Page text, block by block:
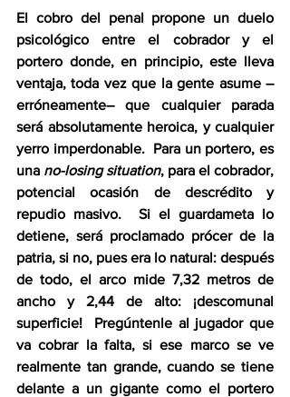
El cobro del penal propone un duelo
psicológico entre el cobrador y el
portero donde, en principio, este lleva
ventaja, toda vez que la gente asume –
erróneamente– que cualquier parada
será absolutamente heroica, y cualquier
yerro imperdonable.  Para un portero, es
una no-losing situation, para el cobrador,
potencial ocasión de descrédito y
repudio masivo.  Si el guardameta lo
detiene, será proclamado prócer de la
patria, si no, pues era lo natural: después
de todo, el arco mide 7,32 metros de
ancho y 2,44 de alto: ¡descomunal
superficie!  Pregúntenle al jugador que
va cobrar la falta, si ese marco se ve
realmente tan grande, cuando se tiene
delante a un gigante como el portero